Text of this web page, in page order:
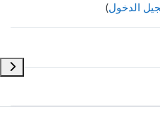
الدخول)